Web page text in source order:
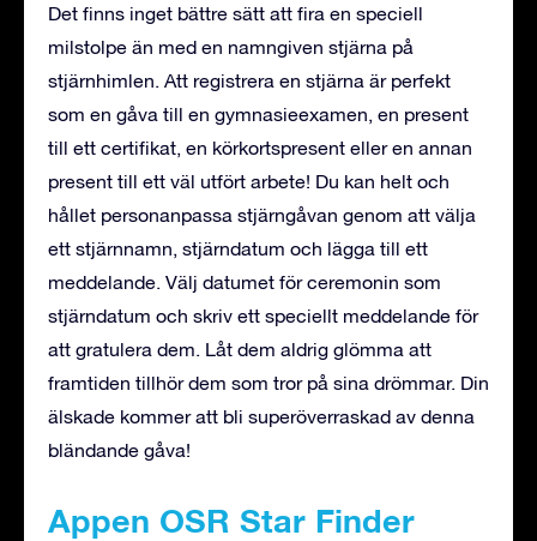
Det finns inget bättre sätt att fira en speciell
milstolpe än med en namngiven stjärna på
stjärnhimlen. Att registrera en stjärna är perfekt
som en gåva till en gymnasieexamen, en present
till ett certifikat, en körkortspresent eller en annan
present till ett väl utfört arbete! Du kan helt och
hållet personanpassa stjärngåvan genom att välja
ett stjärnnamn, stjärndatum och lägga till ett
meddelande. Välj datumet för ceremonin som
stjärndatum och skriv ett speciellt meddelande för
att gratulera dem. Låt dem aldrig glömma att
framtiden tillhör dem som tror på sina drömmar. Din
älskade kommer att bli superöverraskad av denna
bländande gåva!
Appen OSR Star Finder